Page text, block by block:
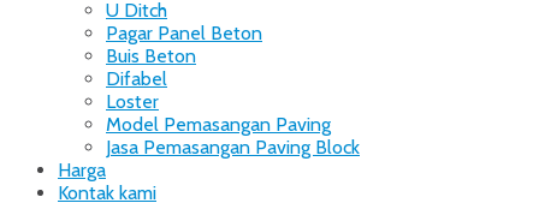
U Ditch
Pagar Panel Beton
Buis Beton
Difabel
Loster
Model Pemasangan Paving
Jasa Pemasangan Paving Block
Harga
Kontak kami